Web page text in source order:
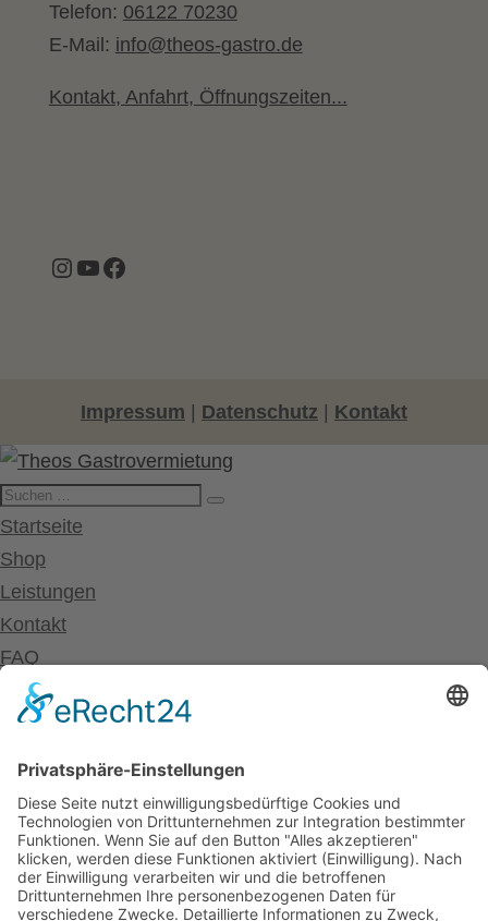
Telefon: 06122 70230
E-Mail: info@theos-gastro.de
Kontakt, Anfahrt, Öffnungszeiten...
Instagram
YouTube
Facebook
Impressum | Datenschutz | Kontakt
Startseite
Shop
Leistungen
Kontakt
FAQ
❤ Favoriten
Mein Konto
Betriebsferien
Wir befinden uns vom
19.12.2025 bis einschließlich 07.01.2026